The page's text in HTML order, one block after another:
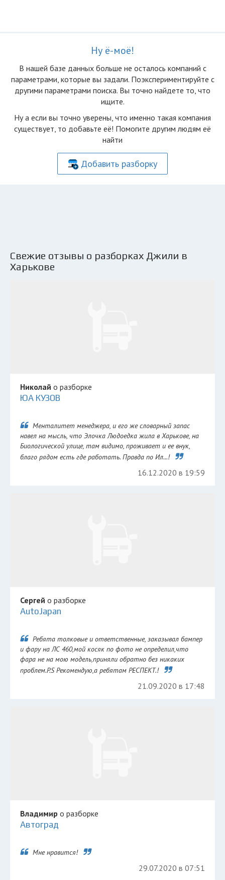
Ну ё-моё!
В нашей базе данных больше не осталоcь компаний с
параметрами, которые вы задали. Поэкспериментируйте с
другими параметрами поиска. Вы точно найдете то, что
ищите.
Ну а если вы точно уверены, что именно такая компания
существует, то добавьте её! Помогите другим людям её
найти
Добавить разборку
Свежие отзывы о разборках Джили в
Харькове
Николай о разборке
ЮА КУЗОВ
Менталитет менеджера, и его же словарный запас
навел на мысль, что Элочка Людоедка жила в Харькове, на
Биологической улице, там видимо, проживает и ее внук,
благо рядом есть где работать. Правда по Ил...!
16.12.2020 в 19:59
Сергей о разборке
AutoJapan
Ребята толковые и ответственные, заказывал бампер
и фару на ЛС 460,мой косяк по фото не определил,что
фара не на мою модель,приняли обратно без никаких
проблем.P.S Рекомендую,а ребятам РЕСПЕКТ.!
21.09.2020 в 17:48
Владимир о разборке
Автоград
Мне нравится!
29.07.2020 в 07:51